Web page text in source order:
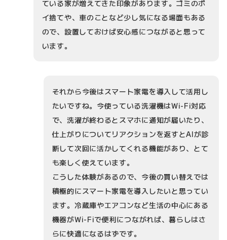
ている家が増えてきた印象があります。ゴミのポ
イ捨てや、車のことなど少し気になる場面もある
ので、設置しておけば安心感につながると思って
います。
それから今後はスマート家電を導入して活用し
たいですね。今使っている洗濯機はWi-Fi対応
で、洗濯が終わるとスマホに通知が届いたり、
仕上がりについてリアクションを返すとAIが診
断して次回に活かしてくれる機能があり、とて
も楽しく使えています。
こうした体験があるので、今後の買い替えでは
積極的にスマート家電を導入したいと思ってい
ます。冷蔵庫やエアコンなど生活の中心にある
機器がWi-Fiで便利につながれば、暮らしはさ
らに快適になるはずです。